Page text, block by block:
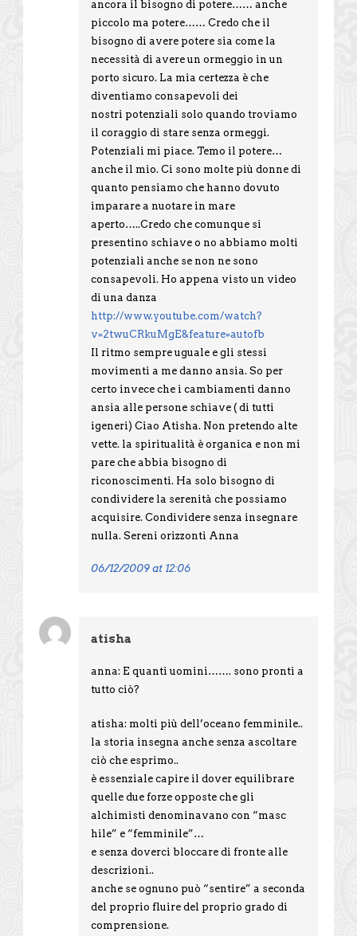
ancora il bisogno di potere…… anche
piccolo ma potere…… Credo che il
bisogno di avere potere sia come la
necessità di avere un ormeggio in un
porto sicuro. La mia certezza è che
diventiamo consapevoli dei
nostri potenziali solo quando troviamo
il coraggio di stare senza ormeggi.
Potenziali mi piace. Temo il potere…
anche il mio. Ci sono molte più donne di
quanto pensiamo che hanno dovuto
imparare a nuotare in mare
aperto…..Credo che comunque si
presentino schiave o no abbiamo molti
potenziali anche se non ne sono
consapevoli. Ho appena visto un video
di una danza
http://www.youtube.com/watch?
v=2twuCRkuMgE&feature=autofb
Il ritmo sempre uguale e gli stessi
movimenti a me danno ansia. So per
certo invece che i cambiamenti danno
ansia alle persone schiave ( di tutti
igeneri) Ciao Atisha. Non pretendo alte
vette. la spiritualità è organica e non mi
pare che abbia bisogno di
riconoscimenti. Ha solo bisogno di
condividere la serenità che possiamo
acquisire. Condividere senza insegnare
nulla. Sereni orizzonti Anna
06/12/2009 at 12:06
atisha
anna: E quanti uomini……. sono pronti a
tutto ciò?
atisha: molti più dell’oceano femminile..
la storia insegna anche senza ascoltare
ciò che esprimo..
è essenziale capire il dover equilibrare
quelle due forze opposte che gli
alchimisti denominavano con “masc
hile” e “femminile”…
e senza doverci bloccare di fronte alle
descrizioni..
anche se ognuno può “sentire” a seconda
del proprio fluire del proprio grado di
comprensione.